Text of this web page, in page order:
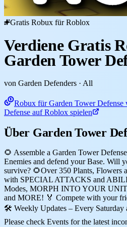
Gratis Robux für Roblox
Verdiene Gratis
Garden Tower
von Garden Defenders · All
Robux für Garden Tower Defense
Defense auf Roblox spielen
Über Garden Tower
🌻 Assemble a Garden Tower
Enemies and defend your Base. Will
survive? 🌻Over 350 Plants, Flowers
with SPECIAL ATTACKS and
Modes, MORPH INTO YOUR
and MORE! 🏅 Compete with your
🛠️ Weekly Updates – Every Saturday
Please check Events for the latest